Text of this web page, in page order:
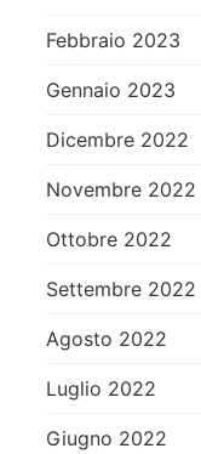
Febbraio 2023
Gennaio 2023
Dicembre 2022
Novembre 2022
Ottobre 2022
Settembre 2022
Agosto 2022
Luglio 2022
Giugno 2022